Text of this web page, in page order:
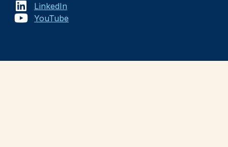
LinkedIn
YouTube